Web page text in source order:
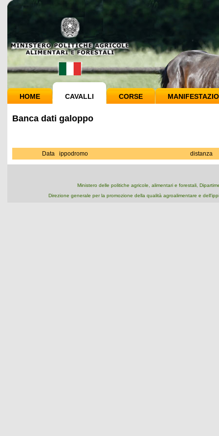
HOME CAVALLI CORSE
Banca dati galoppo
Data ippodromo distanza
Ministero delle politiche agricole, alimentari e forestali,
Direzione generale per la promozione della qualità agroalimentare e